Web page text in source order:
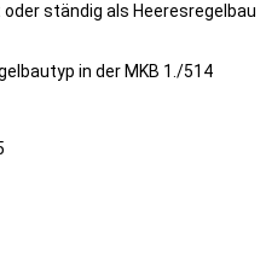
ständig als Heeresregelbau
in der MKB 1./514